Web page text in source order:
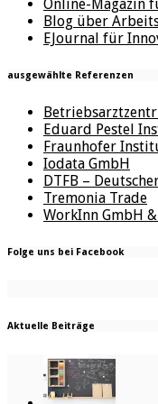
Online-Magazin
Blog über
EJournal für
ausgewählte Referenzen
Eduard Pestel
Fraunhofer
Iodata GmbH
DTFB –
Tremonia Trade
WorkInn GmbH &
Folge uns bei Facebook
Aktuelle Beiträge